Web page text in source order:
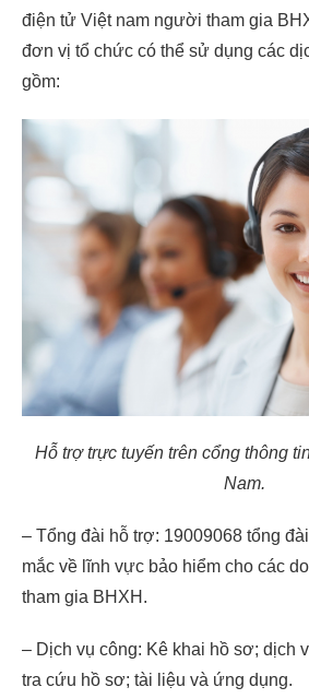
điện tử Việt nam người tham gia
đơn vị tổ chức có thể sử dụng các
gồm:
Hỗ trợ trực tuyến trên cổng thông
Nam.
– Tổng đài hỗ trợ: 19009068 tổng
mắc về lĩnh vực bảo hiểm cho các
tham gia BHXH.
– Dịch vụ công: Kê khai hồ sơ; dịch
tra cứu hồ sơ; tài liệu và ứng dụng.